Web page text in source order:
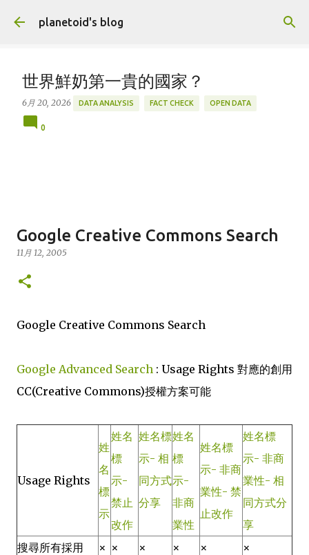
跳到主要內容
planetoid's blog
世界鮮奶第一貴的國家？
6月 20, 2026 DATA ANALYSIS FACT CHECK OPEN DATA
0
Google Creative Commons Search
11月 12, 2005
Google Creative Commons Search
Google Advanced Search : Usage Rights 對應的創用
CC(Creative Commons)授權方案可能
Usage Rights
姓
名
標
示
姓名
標
示-
禁止
改作
姓名標
示- 相
同方式
分享
姓名
標
示-
非商
業性
姓名標
示- 非商
業性- 禁
止改作
姓名標
示- 非商
業性- 相
同方式分
享
搜尋所有採用
× × × × × ×